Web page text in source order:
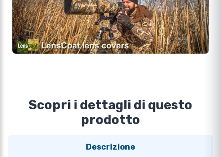
Scopri i dettagli di questo
prodotto
Descrizione